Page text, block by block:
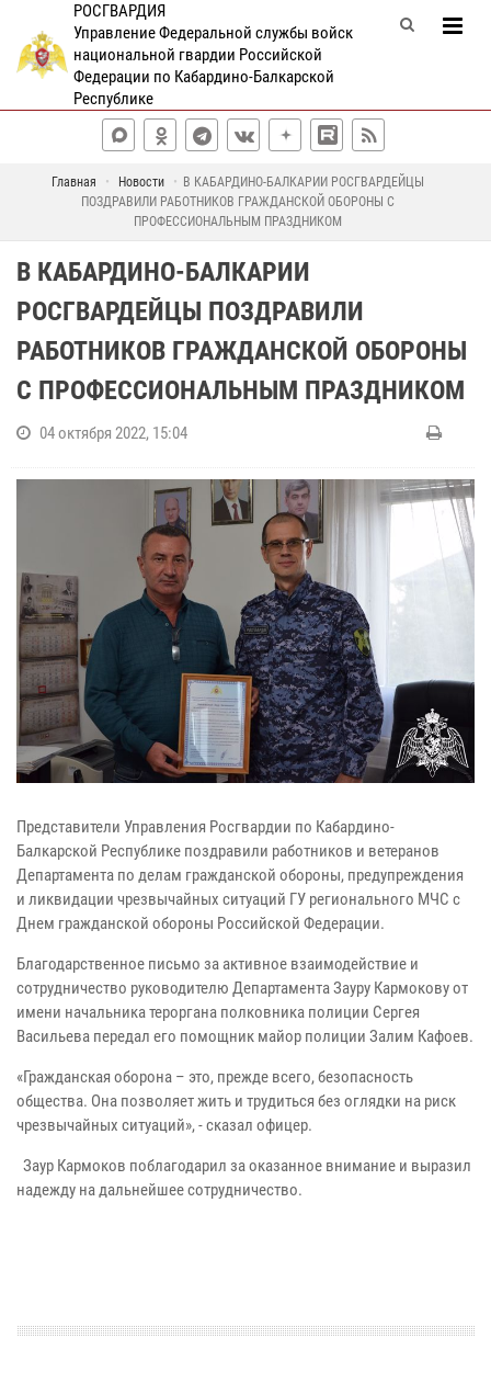
РОСГВАРДИЯ
Управление Федеральной службы войск
национальной гвардии Российской
Федерации по Кабардино-Балкарской
Республике
Главная Новости
В КАБАРДИНО-БАЛКАРИИ РОСГВАРДЕЙЦЫ
ПОЗДРАВИЛИ РАБОТНИКОВ ГРАЖДАНСКОЙ ОБОРОНЫ С
ПРОФЕССИОНАЛЬНЫМ ПРАЗДНИКОМ
В КАБАРДИНО-БАЛКАРИИ
РОСГВАРДЕЙЦЫ ПОЗДРАВИЛИ
РАБОТНИКОВ ГРАЖДАНСКОЙ ОБОРОНЫ
С ПРОФЕССИОНАЛЬНЫМ ПРАЗДНИКОМ
04 октября 2022, 15:04
Представители Управления Росгвардии по Кабардино-
Балкарской Республике поздравили работников и ветеранов
Департамента по делам гражданской обороны, предупреждения
и ликвидации чрезвычайных ситуаций ГУ регионального МЧС с
Днем гражданской обороны Российской Федерации.
Благодарственное письмо за активное взаимодействие и
сотрудничество руководителю Департамента Зауру Кармокову от
имени начальника тероргана полковника полиции Сергея
Васильева передал его помощник майор полиции Залим Кафоев.
«Гражданская оборона – это, прежде всего, безопасность
общества. Она позволяет жить и трудиться без оглядки на риск
чрезвычайных ситуаций», - сказал офицер.
Заур Кармоков поблагодарил за оказанное внимание и выразил
надежду на дальнейшее сотрудничество.